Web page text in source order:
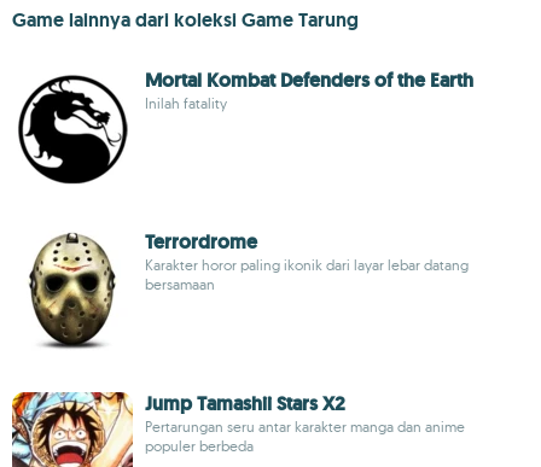
Game lainnya dari koleksi Game Tarung
Mortal Kombat Defenders of the Earth
Inilah fatality
Terrordrome
Karakter horor paling ikonik dari layar lebar datang
bersamaan
Jump Tamashii Stars X2
Pertarungan seru antar karakter manga dan anime
populer berbeda